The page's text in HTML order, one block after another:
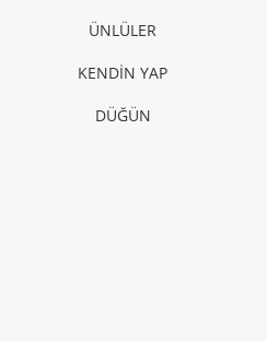
ÜNLÜLER
KENDİN YAP
DÜĞÜN